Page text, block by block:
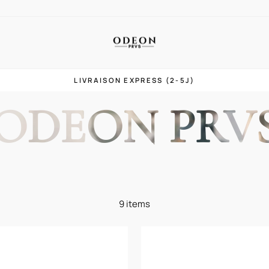
Pause
LIVRAISON EXPRESS (2-5J)
9 items